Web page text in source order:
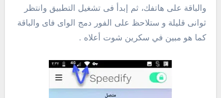
والباقة على هاتفك، ثم إبدأ فى تشغيل التطبيق وانتظر
ثوانى قليلة و ستلاحظ على الفور دمج الواى فاى والباقة
كما هو مبين في سكرين شوت أعلاه .